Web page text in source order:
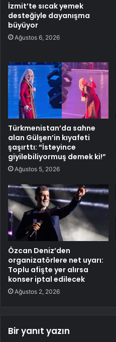
İzmit’te sıcak yemek
desteğiyle dayanışma
büyüyor
Ağustos 6, 2026
Türkmenistan’da sahne
alan Gülşen’in kıyafeti
şaşırttı: “İsteyince
giyilebiliyormuş demek ki!”
Ağustos 5, 2026
Özcan Deniz’den
organizatörlere net uyarı:
Toplu afişte yer alırsa
konser iptal edilecek
Ağustos 2, 2026
Bir yanıt yazın